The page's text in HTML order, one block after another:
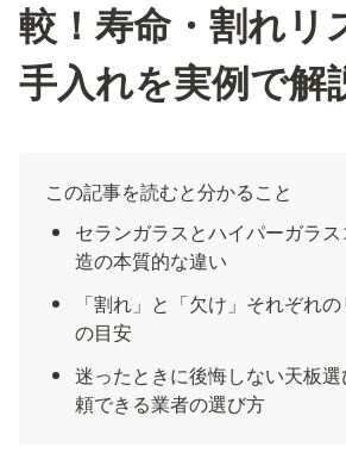
較！寿命・割れリ
手入れを実例で解
この記事を読むと分かること
セランガラスとハイパーガラ
造の本質的な違い
「割れ」と「欠け」それぞれ
の目安
迷ったときに後悔しない天板
頼できる業者の選び方